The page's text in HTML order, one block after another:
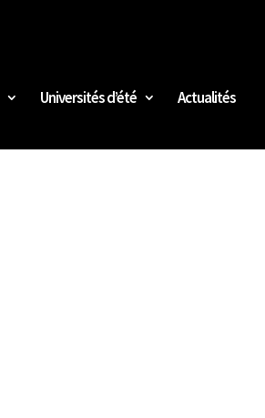
Universités d’été Actualités